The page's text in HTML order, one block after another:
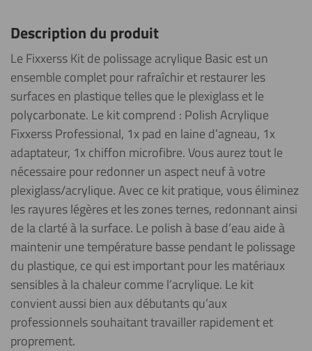
Description du produit
Le Fixxerss Kit de polissage acrylique Basic est un
ensemble complet pour rafraîchir et restaurer les
surfaces en plastique telles que le plexiglass et le
polycarbonate. Le kit comprend : Polish Acrylique
Fixxerss Professional, 1x pad en laine d’agneau, 1x
adaptateur, 1x chiffon microfibre. Vous aurez tout le
nécessaire pour redonner un aspect neuf à votre
plexiglass/acrylique. Avec ce kit pratique, vous éliminez
les rayures légères et les zones ternes, redonnant ainsi
de la clarté à la surface. Le polish à base d’eau aide à
maintenir une température basse pendant le polissage
du plastique, ce qui est important pour les matériaux
sensibles à la chaleur comme l’acrylique. Le kit
convient aussi bien aux débutants qu’aux
professionnels souhaitant travailler rapidement et
proprement.